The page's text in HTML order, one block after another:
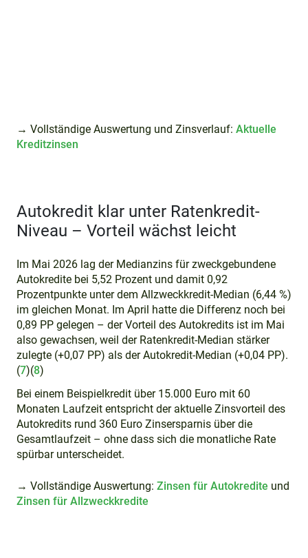
→ Vollständige Auswertung und Zinsverlauf: Aktuelle
Kreditzinsen
Autokredit klar unter Ratenkredit-
Niveau – Vorteil wächst leicht
Im Mai 2026 lag der Medianzins für zweckgebundene
Autokredite bei 5,52 Prozent und damit 0,92
Prozentpunkte unter dem Allzweckkredit-Median (6,44 %)
im gleichen Monat. Im April hatte die Differenz noch bei
0,89 PP gelegen – der Vorteil des Autokredits ist im Mai
also gewachsen, weil der Ratenkredit-Median stärker
zulegte (+0,07 PP) als der Autokredit-Median (+0,04 PP).
(7)(8)
Bei einem Beispielkredit über 15.000 Euro mit 60
Monaten Laufzeit entspricht der aktuelle Zinsvorteil des
Autokredits rund 360 Euro Zinsersparnis über die
Gesamtlaufzeit – ohne dass sich die monatliche Rate
spürbar unterscheidet.
→ Vollständige Auswertung: Zinsen für Autokredite und
Zinsen für Allzweckkredite